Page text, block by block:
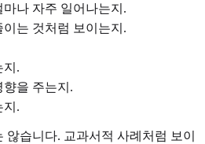
나 자주 일어나는지.
는 것처럼 보이는지.
지.
을 주는지.
지.
습니다. 교과서적 사례처럼 보이